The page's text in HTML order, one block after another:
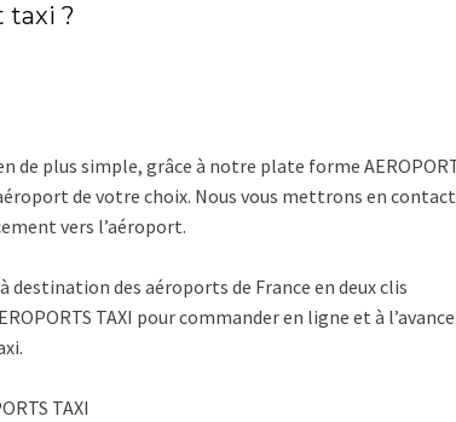
taxi ?
de plus simple, grâce à notre plate forme
de votre choix. Nous vous mettrons en
vers l’aéroport.
destination des aéroports de France en deux clis
TAXI pour commander en ligne et à l’avance
TAXI